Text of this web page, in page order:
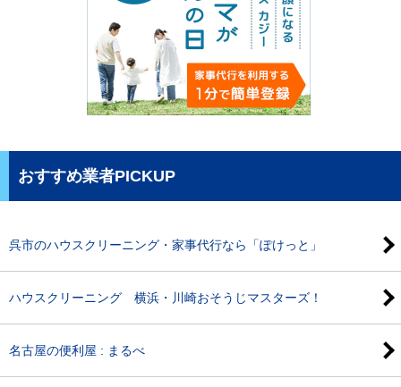
おすすめ業者PICKUP
呉市のハウスクリーニング・家事代行なら「ぽけっと」
ハウスクリーニング 横浜・川崎おそうじマスターズ！
名古屋の便利屋 : まるべ